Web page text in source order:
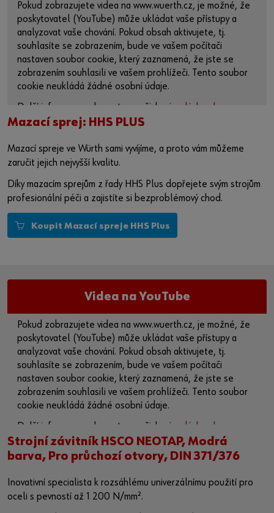
Pokud zobrazujete videa na www.wuerth.cz, je možné, že
poskytovatel (YouTube) může ukládat vaše přístupy a
analyzovat vaše chování. Pokud obsah aktivujete, tj.
souhlasíte se zobrazením, bude ve vašem počítači
nastaven soubor cookie, který zaznamená, že jste se
zobrazením souhlasili ve vašem prohlížeči. Tento soubor
cookie neukládá žádné osobní údaje.
Další informace naleznete v našich
zásadách ochrany
osobních údajůa nastránce o souborech cookie
Aktivovat obsah
na platformě poskytovatele: https://youtu.be/gXjJj_aA2fI
Mazací sprej: HHS PLUS
Mazací spreje ve Würth sami vyvíjíme, a proto vám můžeme
zaručit jejich nejvyšší kvalitu.
Díky mazacím sprejům z řady HHS Plus dopřejete svým strojům
profesionální péči a zajistíte si bezproblémový chod.
Koupit Mazací spreje HHS Plus
Videa na YouTube
Pokud zobrazujete videa na www.wuerth.cz, je možné, že
poskytovatel (YouTube) může ukládat vaše přístupy a
analyzovat vaše chování. Pokud obsah aktivujete, tj.
souhlasíte se zobrazením, bude ve vašem počítači
nastaven soubor cookie, který zaznamená, že jste se
zobrazením souhlasili ve vašem prohlížeči. Tento soubor
cookie neukládá žádné osobní údaje.
Další informace naleznete v našich
zásadách ochrany
osobních údajůa na stránce o souborech cookie .
Případně můžete použít tento odkaz a otevřít video přímo
Strojní závitník HSCO NEOTAP, Modrá
barva, Pro průchozí otvory, DIN 371/376
Inovativní specialista k rozsáhlému univerzálnímu použití pro
oceli s pevností až 1 200 N/mm².